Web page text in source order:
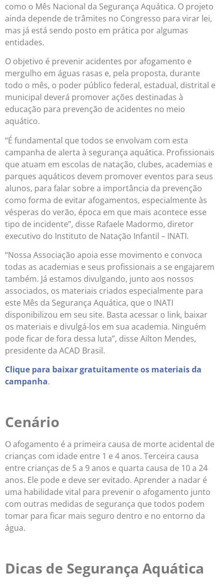
como o Mês Nacional da Segurança Aquática. O projeto
ainda depende de trâmites no Congresso para virar lei,
mas já está sendo posto em prática por algumas
entidades.
O objetivo é prevenir acidentes por afogamento e
mergulho em águas rasas e, pela proposta, durante
todo o mês, o poder público federal, estadual, distrital e
municipal deverá promover ações destinadas à
educação para prevenção de acidentes no meio
aquático.
“É fundamental que todos se envolvam com esta
campanha de alerta à segurança aquática. Profissionais
que atuam em escolas de natação, clubes, academias e
parques aquáticos devem promover eventos para seus
alunos, para falar sobre a importância da prevenção
como forma de evitar afogamentos, especialmente às
vésperas do verão, época em que mais acontece esse
tipo de incidente”, disse Rafaele Madormo, diretor
executivo do Instituto de Natação Infantil – INATI.
“Nossa Associação apoia esse movimento e convoca
todas as academias e seus profissionais a se engajarem
também. Já estamos divulgando, junto aos nossos
associados, os materiais criados especialmente para
este Mês da Segurança Aquática, que o INATI
disponibilizou em seu site. Basta acessar o link, baixar
os materiais e divulgá-los em sua academia. Ninguém
pode ficar de fora dessa luta”, disse Ailton Mendes,
presidente da ACAD Brasil.
Clique para baixar gratuitamente os materiais da
campanha.
Cenário
O afogamento é a primeira causa de morte acidental de
crianças com idade entre 1 e 4 anos. Terceira causa
entre crianças de 5 a 9 anos e quarta causa de 10 a 24
anos. Ele pode e deve ser evitado. Aprender a nadar é
uma habilidade vital para prevenir o afogamento junto
com outras medidas de segurança que todos podem
tomar para ficar mais seguro dentro e no entorno da
água.
Dicas de Segurança Aquática